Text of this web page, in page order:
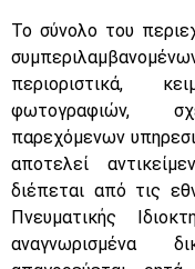
Το σύνολο του
περιοριστικά,
φωτογραφιών,
παρεχόμενων
αποτελεί
διέπεται από τις
Πνευματικής
αναγνωρισμένα